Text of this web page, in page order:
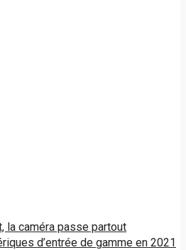
la caméra passe partout
d’entrée de gamme en 2021